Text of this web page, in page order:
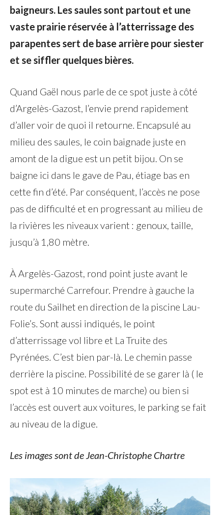
baigneurs. Les saules sont partout et une
vaste prairie réservée à l’atterrissage des
parapentes sert de base arrière pour siester
et se siffler quelques bières.
Quand Gaël nous parle de ce spot juste à côté
d’Argelès-Gazost, l’envie prend rapidement
d’aller voir de quoi il retourne. Encapsulé au
milieu des saules, le coin baignade juste en
amont de la digue est un petit bijou. On se
baigne ici dans le gave de Pau, étiage bas en
cette fin d’été. Par conséquent, l’accès ne pose
pas de difficulté et en progressant au milieu de
la rivières les niveaux varient : genoux, taille,
jusqu’à 1,80 mètre.
À Argelès-Gazost, rond point juste avant le
supermarché Carrefour. Prendre à gauche la
route du Sailhet en direction de la piscine Lau-
Folie’s. Sont aussi indiqués, le point
d’atterrissage vol libre et La Truite des
Pyrénées. C’est bien par-là. Le chemin passe
derrière la piscine. Possibilité de se garer là ( le
spot est à 10 minutes de marche) ou bien si
l’accès est ouvert aux voitures, le parking se fait
au niveau de la digue.
Les images sont de Jean-Christophe Chartre